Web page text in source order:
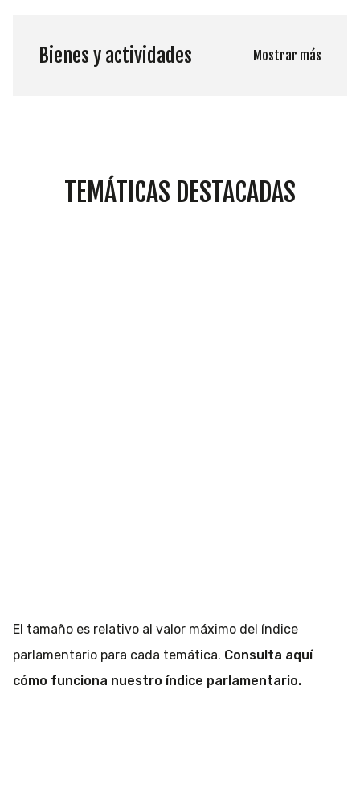
Bienes y actividades Mostrar más
TEMÁTICAS DESTACADAS
El tamaño es relativo al valor máximo del índice
parlamentario para cada temática. Consulta aquí
cómo funciona nuestro índice parlamentario.